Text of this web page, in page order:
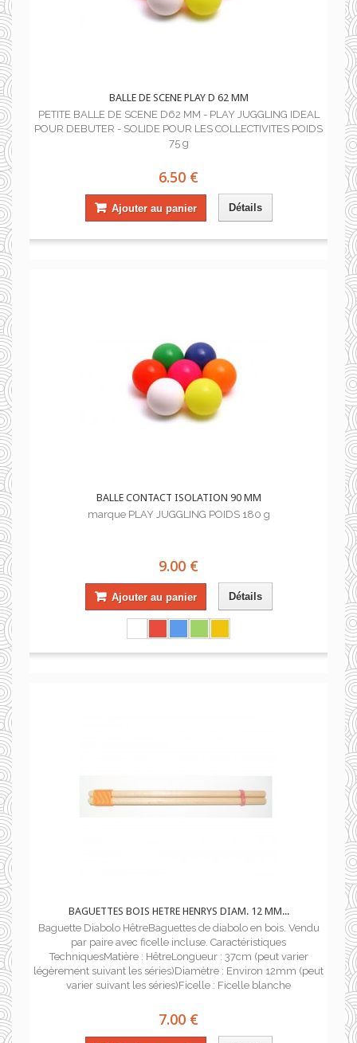
BALLE DE SCENE PLAY D 62 MM
PETITE BALLE DE SCENE D62 MM - PLAY JUGGLING IDEAL
POUR DEBUTER - SOLIDE POUR LES COLLECTIVITES POIDS
75 g
6.50 €
Ajouter au panier Détails
BALLE CONTACT ISOLATION 90 MM
marque PLAY JUGGLING POIDS 180 g
9.00 €
Ajouter au panier Détails
BAGUETTES BOIS HETRE HENRYS DIAM. 12 MM...
Baguette Diabolo HêtreBaguettes de diabolo en bois. Vendu
par paire avec ficelle incluse. Caractéristiques
TechniquesMatière : HêtreLongueur : 37cm (peut varier
légèrement suivant les séries)Diamètre : Environ 12mm (peut
varier suivant les séries)Ficelle : Ficelle blanche
7.00 €